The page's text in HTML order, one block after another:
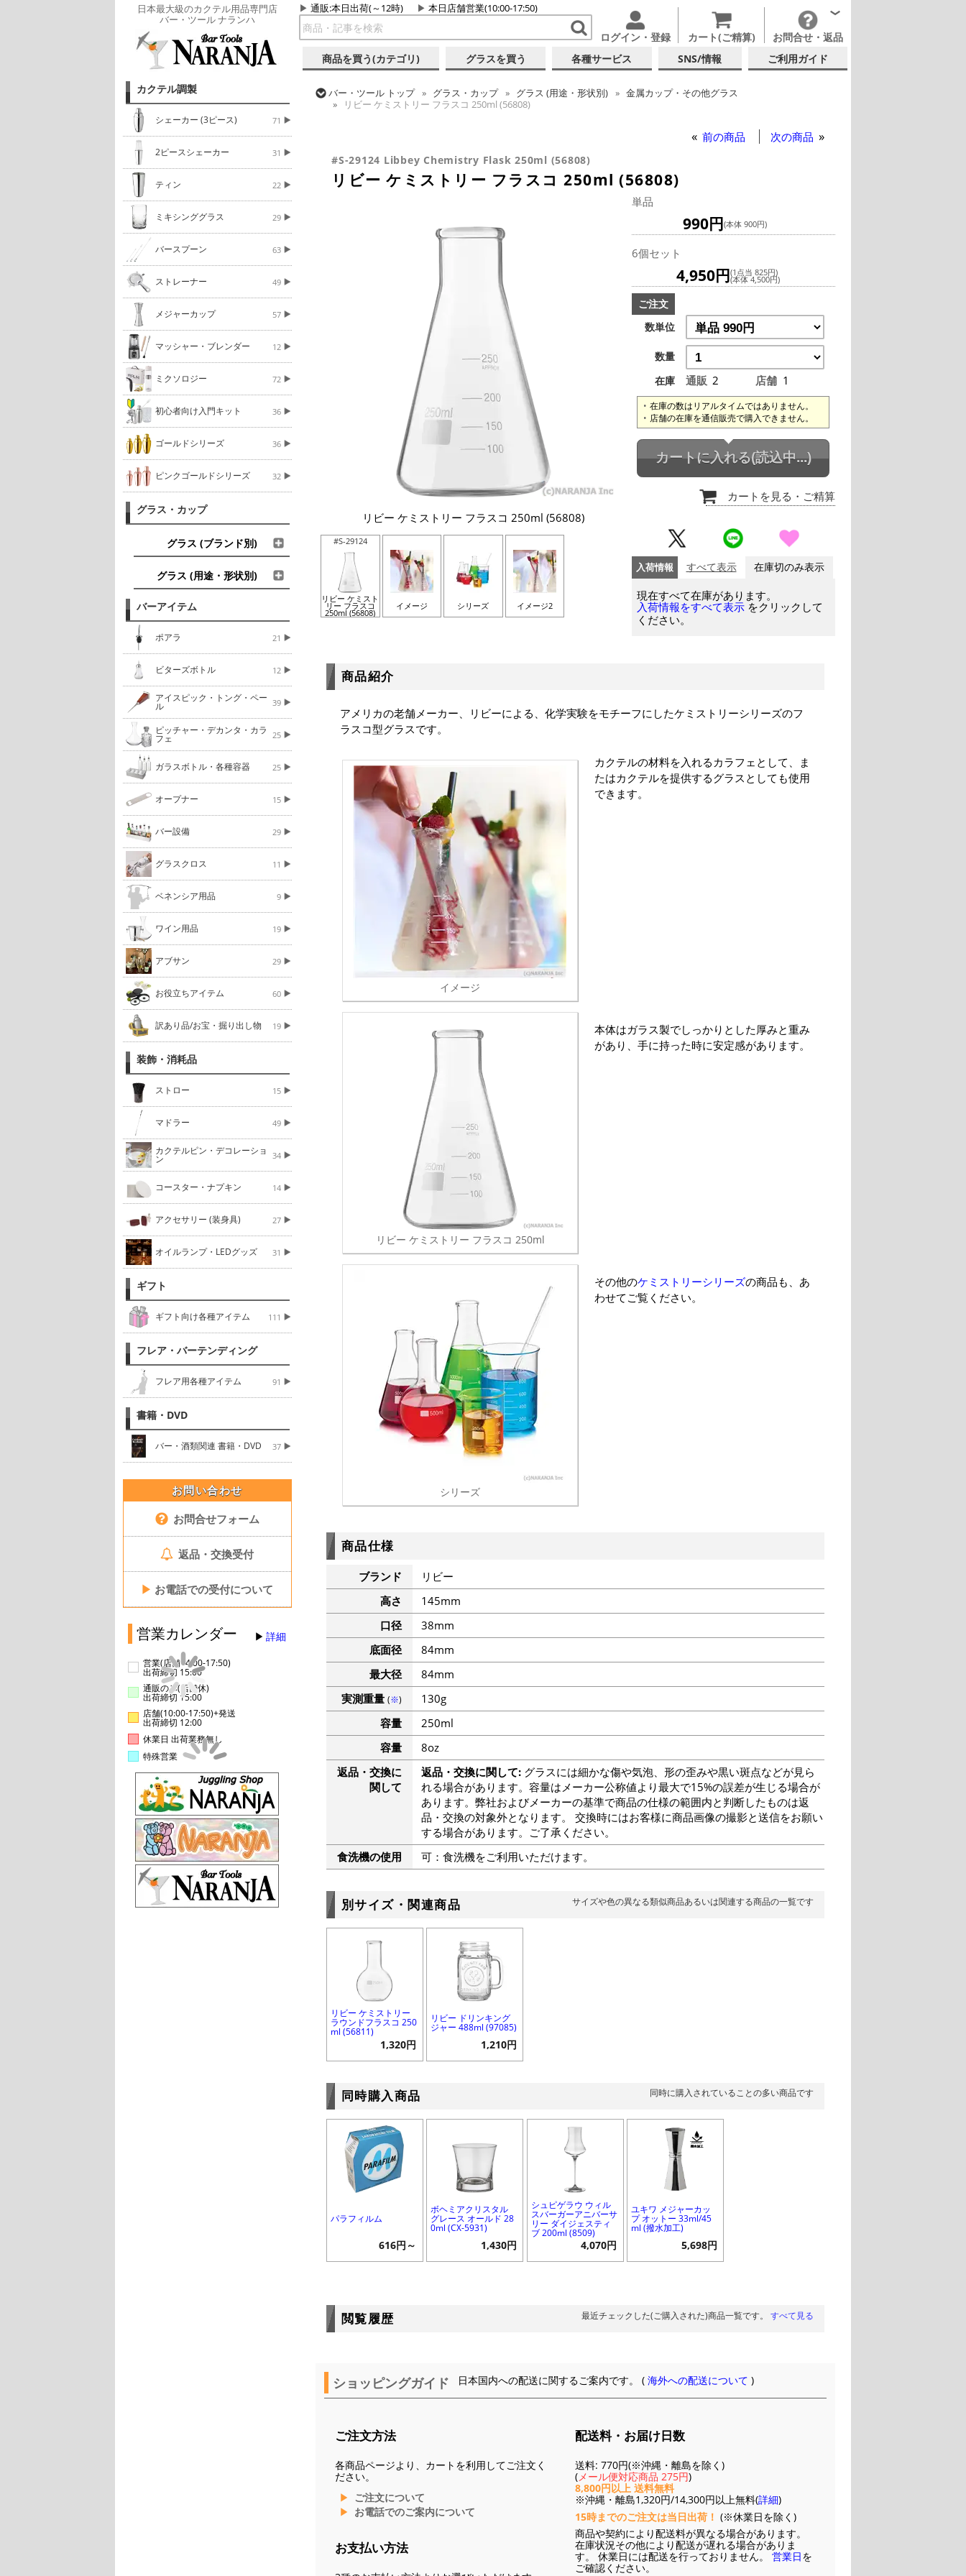
日本最大級のカクテル用品専門店
バー・ツール ナランハ
通販:本日出荷(～12時) 本日店舗営業(10:00-17:50)
ログイン・登録 カート(ご精算) お問合せ・返品
商品を買う(カテゴリ) グラスを買う 各種サービス SNS/情報 ご利用ガイド
カクテル調製
シェーカー (3ピース) 71
2ピースシェーカー 31
ティン 22
ミキシンググラス 29
バースプーン 63
ストレーナー 49
メジャーカップ 57
マッシャー・ブレンダー 12
ミクソロジー 72
初心者向け入門キット 36
ゴールドシリーズ 36
ピンクゴールドシリーズ 32
グラス・カップ
グラス (ブランド別)
グラス (用途・形状別)
バーアイテム
ポアラ 21
ビターズボトル 12
アイスピック・トング・ペー
ル 39
ピッチャー・デカンタ・カラ
フェ 25
ガラスボトル・各種容器 25
オープナー 15
バー設備 29
グラスクロス 11
ベネンシア用品 9
ワイン用品 19
アブサン 29
お役立ちアイテム 60
訳あり品/お宝・掘り出し物 19
装飾・消耗品
ストロー 15
マドラー 49
カクテルピン・デコレーショ
ン 34
コースター・ナプキン 14
アクセサリー (装身具) 27
オイルランプ・LEDグッズ 31
ギフト
ギフト向け各種アイテム 111
フレア・バーテンディング
フレア用各種アイテム 91
書籍・DVD
バー・酒類関連 書籍・DVD 37
お問い合わせ
お問合せフォーム
返品・交換受付
▶ お電話での受付について
営業カレンダー 詳細
営業(店舗14:00-17:50)
出荷締切 15:00
通販のみ(店舗休)
出荷締切 15:00
店舗(10:00-17:50)+発送
出荷締切 12:00
休業日 出荷業務無し
特殊営業
バー・ツール トップ グラス・カップ グラス (用途・形状別)
金属カップ・その他グラス
リビー ケミストリー フラスコ 250ml (56808)
前の商品 次の商品
#S-29124 Libbey Chemistry Flask 250ml (56808)
リビー ケミストリー フラスコ 250ml (56808)
リビー ケミストリー フラスコ 250ml (56808)
#S-29124
リビー ケミスト
リー フラスコ
250ml (56808)
イメージ シリーズ イメージ2
単品
990円(本体 900円)
6個セット
4,950円(1点当 825円)
(本体 4,500円)
ご注文
数単位
数量
在庫
通販 2 店舗 1
在庫の数はリアルタイムではありません。
店舗の在庫を通信販売で購入できません。
カートに入れる(読込中...)
カートを見る ・ご精算
入荷情報 すべて表示 在庫切のみ表示
現在すべて在庫があります。
入荷情報をすべて表示 をクリックして
ください。
商品紹介
アメリカの老舗メーカー、リビーによる、化学実験をモチーフにしたケミストリーシリーズのフ
ラスコ型グラスです。
イメージ
カクテルの材料を入れるカラフェとして、ま
たはカクテルを提供するグラスとしても使用
できます。
リビー ケミストリー フラスコ 250ml
本体はガラス製でしっかりとした厚みと重み
があり、手に持った時に安定感があります。
シリーズ
その他のケミストリーシリーズの商品も、あ
わせてご覧ください。
商品仕様
ブランド
リビー
高さ
145mm
口径
38mm
底面径
84mm
最大径
84mm
実測重量 (※)
130g
容量
250ml
容量
8oz
返品・交換に
関して
返品・交換に関して:グラスには細かな傷や気泡、形の歪みや黒い斑点などが見ら
れる場合があります。容量はメーカー公称値より最大で15%の誤差が生じる場合が
あります。弊社およびメーカーの基準で商品の仕様の範囲内と判断したものは返
品・交換の対象外となります。 交換時にはお客様に商品画像の撮影と送信をお願い
する場合があります。ご了承ください。
食洗機の使用
可：食洗機をご利用いただけます。
別サイズ・関連商品 サイズや色の異なる類似商品あるいは関連する商品の一覧です
リビー ケミストリー
ラウンドフラスコ 250
ml (56811)
1,320円
リビー ドリンキング
ジャー 488ml (97085)
1,210円
同時購入商品 同時に購入されていることの多い商品です
パラフィルム
616円～
ボヘミアクリスタル
グレース オールド 28
0ml (CX-5931)
1,430円
シュピゲラウ ウィル
スバーガーアニバーサ
リー ダイジェスティ
ブ 200ml (8509)
4,070円
ユキワ メジャーカッ
プ オットー 33ml/45
ml (撥水加工)
5,698円
閲覧履歴 最近チェックした(ご購入された)商品一覧です。 すべて見る
ショッピングガイド 日本国内への配送に関するご案内です。 (海外への配送について )
ご注文方法
各商品ページより、カートを利用してご注文く
ださい。
ご注文について
お電話でのご案内について
お支払い方法
配送料・お届け日数
送料: 770円(※沖縄・離島を除く)
(メール便対応商品 275円)
8,800円以上 送料無料
※沖縄・離島1,320円/14,300円以上無料(詳細)
15時までのご注文は当日出荷！ (※休業日を除く)
商品や契約により配送料が異なる場合があります。
在庫状況その他により配送が遅れる場合がありま
す。 休業日には配送を行っておりません。 営業日を
ご確認ください。